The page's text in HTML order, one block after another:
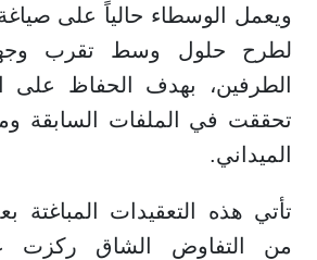
ويعمل الوسطاء حالياً على
لطرح حلول وسط تقرب
الطرفين، بهدف الحفاظ على
تحققت في الملفات السابقة
الميداني.
تأتي هذه التعقيدات المباغتة
من التفاوض الشاق ركزت